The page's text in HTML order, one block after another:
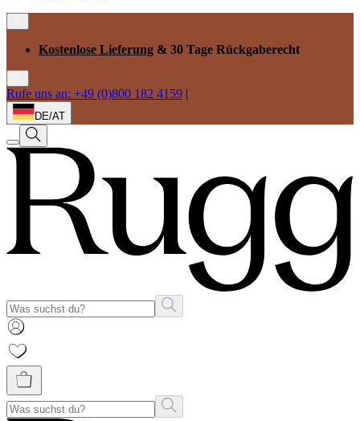
Kostenlose Lieferung & 30 Tage Rückgaberecht
Rufe uns an: +49 (0)800 182 4159 |
DE/AT